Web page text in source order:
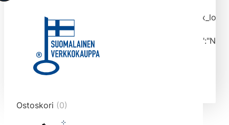
tmlmvi","meta_query":
data-original-query-vars="[]" data-page="1"
data-max-pages="4512" data-start="1" data-
end="10">
Ostoskori (0)